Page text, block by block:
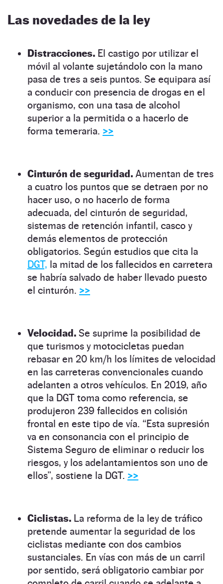
Las novedades de la ley
Distracciones. El castigo por utilizar el
móvil al volante sujetándolo con la mano
pasa de tres a seis puntos. Se equipara así
a conducir con presencia de drogas en el
organismo, con una tasa de alcohol
superior a la permitida o a hacerlo de
forma temeraria. >>
Cinturón de seguridad. Aumentan de tres
a cuatro los puntos que se detraen por no
hacer uso, o no hacerlo de forma
adecuada, del cinturón de seguridad,
sistemas de retención infantil, casco y
demás elementos de protección
obligatorios. Según estudios que cita la
DGT, la mitad de los fallecidos en carretera
se habría salvado de haber llevado puesto
el cinturón. >>
Velocidad. Se suprime la posibilidad de
que turismos y motocicletas puedan
rebasar en 20 km/h los límites de velocidad
en las carreteras convencionales cuando
adelanten a otros vehículos. En 2019, año
que la DGT toma como referencia, se
produjeron 239 fallecidos en colisión
frontal en este tipo de vía. “Esta supresión
va en consonancia con el principio de
Sistema Seguro de eliminar o reducir los
riesgos, y los adelantamientos son uno de
ellos”, sostiene la DGT. >>
Ciclistas. La reforma de la ley de tráfico
pretende aumentar la seguridad de los
ciclistas mediante con dos cambios
sustanciales. En vías con más de un carril
por sentido, será obligatorio cambiar por